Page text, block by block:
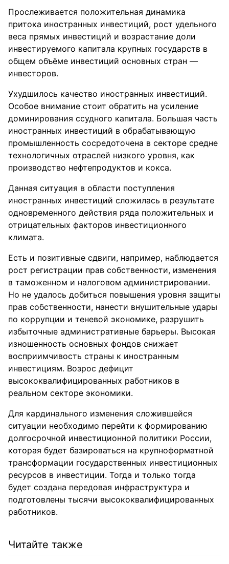
Прослеживается положительная динамика
притока иностранных инвестиций, рост удельного
веса прямых инвестиций и возрастание доли
инвестируемого капитала крупных государств в
общем объёме инвестиций основных стран —
инвесторов.
Ухудшилось качество иностранных инвестиций.
Особое внимание стоит обратить на усиление
доминирования ссудного капитала. Большая часть
иностранных инвестиций в обрабатывающую
промышленность сосредоточена в секторе средне
технологичных отраслей низкого уровня, как
производство нефтепродуктов и кокса.
Данная ситуация в области поступления
иностранных инвестиций сложилась в результате
одновременного действия ряда положительных и
отрицательных факторов инвестиционного
климата.
Есть и позитивные сдвиги, например, наблюдается
рост регистрации прав собственности, изменения
в таможенном и налоговом администрировании.
Но не удалось добиться повышения уровня защиты
прав собственности, нанести внушительные удары
по коррупции и теневой экономике, разрушить
избыточные административные барьеры. Высокая
изношенность основных фондов снижает
восприимчивость страны к иностранным
инвестициям. Возрос дефицит
высококвалифицированных работников в
реальном секторе экономики.
Для кардинального изменения сложившейся
ситуации необходимо перейти к формированию
долгосрочной инвестиционной политики России,
которая будет базироваться на крупноформатной
трансформации государственных инвестиционных
ресурсов в инвестиции. Тогда и только тогда
будет создана передовая инфраструктура и
подготовлены тысячи высококвалифицированных
работников.
Читайте также